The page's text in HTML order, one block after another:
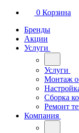
0 Корзина
Бренды
Акции
Услуги
Услуги
Монтаж
Сборка
Ремонт
Компания